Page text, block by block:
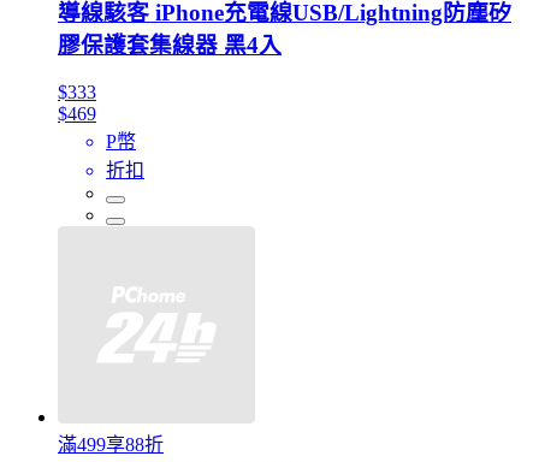
導線駭客 iPhone充電線USB/Lightning防塵矽
膠保護套集線器 黑4入
$333
$469
P幣
折扣
滿499享88折